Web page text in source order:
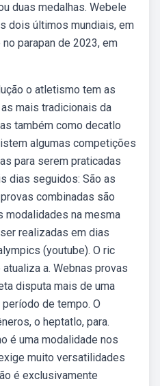
duas medalhas. Webele
dois últimos mundiais, em
parapan de 2023, em
o atletismo tem as
mais tradicionais da
também como decatlo
algumas competições
para serem praticadas
dias seguidos: São as
combinadas são
modalidades na mesma
realizadas em dias
(youtube). O ric
a. Webnas provas
disputa mais de uma
de tempo. O
o heptatlo, para.
é uma modalidade nos
muito versatilidades
é exclusivamente